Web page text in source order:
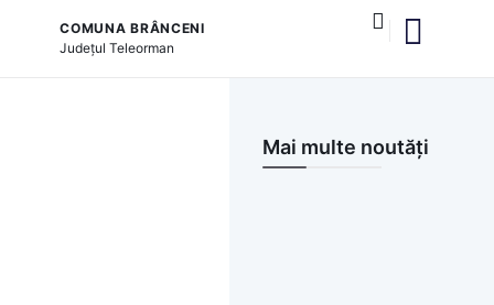
COMUNA BRÂNCENI
JudețulTeleorman
Mai multe noutăți